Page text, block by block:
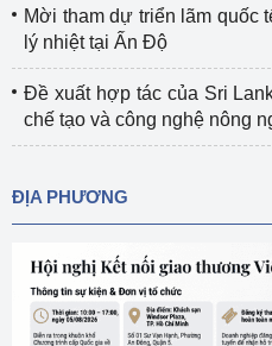
Mời tham dự triển lãm quốc
lý nhiệt tại Ấn Độ
Đề xuất hợp tác của Sri
chế tạo và công nghệ nông
ĐỊA PHƯƠNG